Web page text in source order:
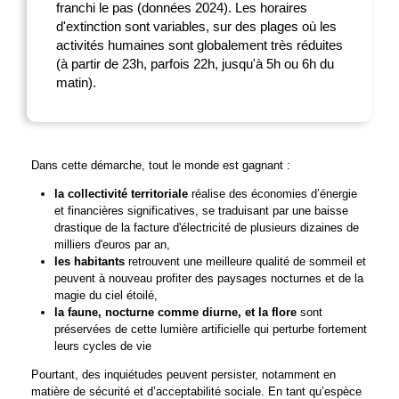
franchi le pas (données 2024). Les horaires
d'extinction sont variables, sur des plages où les
activités humaines sont globalement très réduites
(à partir de 23h, parfois 22h, jusqu'à 5h ou 6h du
matin).
Dans cette démarche, tout le monde est gagnant :
la collectivité territoriale réalise des économies d’énergie
et financières significatives, se traduisant par une baisse
drastique de la facture d'électricité de plusieurs dizaines de
milliers d'euros par an,
les habitants retrouvent une meilleure qualité de sommeil et
peuvent à nouveau profiter des paysages nocturnes et de la
magie du ciel étoilé,
la faune, nocturne comme diurne, et la floresont
préservées de cette lumière artificielle qui perturbe fortement
leurs cycles de vie
Pourtant, des inquiétudes peuvent persister, notamment en
matière de sécurité et d’acceptabilité sociale. En tant qu’espèce